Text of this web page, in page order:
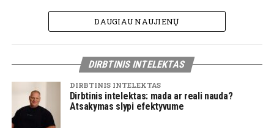
DAUGIAU NAUJIENŲ
DIRBTINIS INTELEKTAS
DIRBTINIS INTELEKTAS
Dirbtinis intelektas: mada ar reali nauda?
Atsakymas slypi efektyvume